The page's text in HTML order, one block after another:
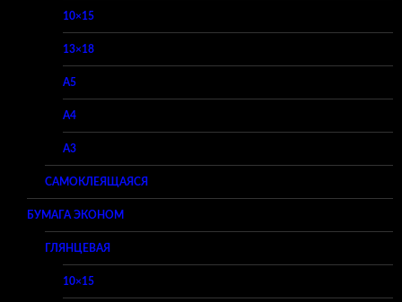
10×15
13×18
A5
A4
A3
САМОКЛЕЯЩАЯСЯ
БУМАГА ЭКОНОМ
ГЛЯНЦЕВАЯ
10×15